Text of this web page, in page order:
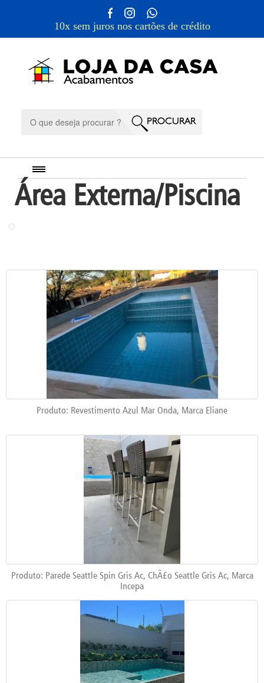
10x sem juros nos cartões de crédito
Área Externa/Piscina
Produto: Revestimento Azul Mar Onda, Marca Eliane
Produto: Parede Seattle Spin Gris Ac, ChÃ£o Seattle Gris Ac, Marca
Incepa